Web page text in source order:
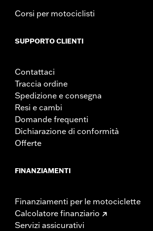
Contenuto della confezione:
pannello base, interruttori, fascette, cablaggio
Corsi per motociclisti
SUPPORTO CLIENTI
Contattaci
Traccia ordine
Spedizione e consegna
Resi e cambi
Domande frequenti
Dichiarazione di conformità
Offerte
FINANZIAMENTI
Finanziamenti per le motociclette
Calcolatore finanziario
Servizi assicurativi